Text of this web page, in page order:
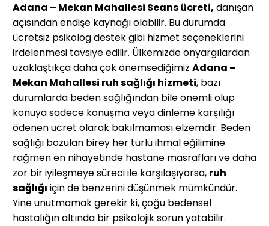
Adana – Mekan Mahallesi Seans ücreti, danışan
açısından endişe kaynağı olabilir. Bu durumda
ücretsiz psikolog destek gibi hizmet seçeneklerini
irdelenmesi tavsiye edilir. Ülkemizde önyargılardan
uzaklaştıkça daha çok önemsediğimiz Adana –
Mekan Mahallesi ruh sağlığı hizmeti, bazı
durumlarda beden sağlığından bile önemli olup
konuya sadece konuşma veya dinleme karşılığı
ödenen ücret olarak bakılmaması elzemdir. Beden
sağlığı bozulan birey her türlü ihmal eğilimine
rağmen en nihayetinde hastane masrafları ve daha
zor bir iyileşmeye süreci ile karşılaşıyorsa, ruh
sağlığı için de benzerini düşünmek mümkündür.
Yine unutmamak gerekir ki, çoğu bedensel
hastalığın altında bir psikolojik sorun yatabilir.